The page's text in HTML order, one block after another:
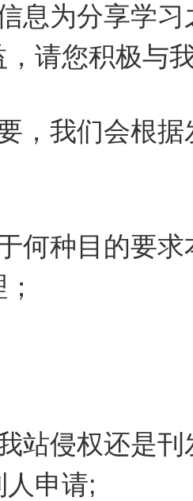
息为分享学
请您积极与
，我们会根
何种目的要
站侵权还是
人申请;